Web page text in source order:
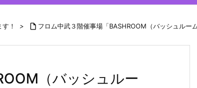
！ >  フロム中武３階催事場「BASHROOM（バッシュルー
（バッシュルー